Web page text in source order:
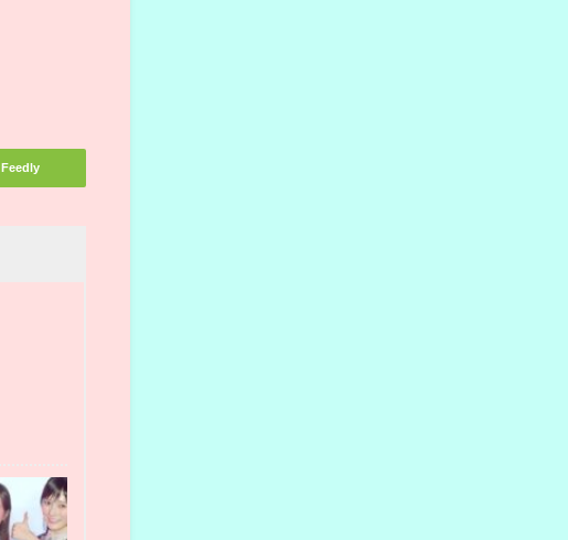
Feedly